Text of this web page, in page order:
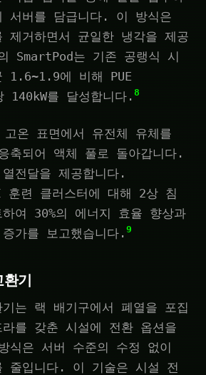
서버를 담급니다. 이 방식은
제거하면서 균일한 냉각을 제공
SmartPod는 기존 공랭식 시
1.6~1.9에 비해 PUE
를 달성합니다. 8
온 표면에서 유전체 유체를
축되어 액체 풀로 돌아갑니다.
전달을 제공합니다.
련 클러스터에 대해 2상 침
여 30%의 에너지 효율 향상과
가를 보고했습니다. 9
기
는 랙 배기구에서 폐열을 포집
를 갖춘 시설에 전환 옵션을
식은 서버 수준의 수정 없이
줄입니다. 이 기술은 시설 전